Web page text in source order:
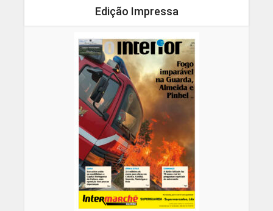
Edição Impressa